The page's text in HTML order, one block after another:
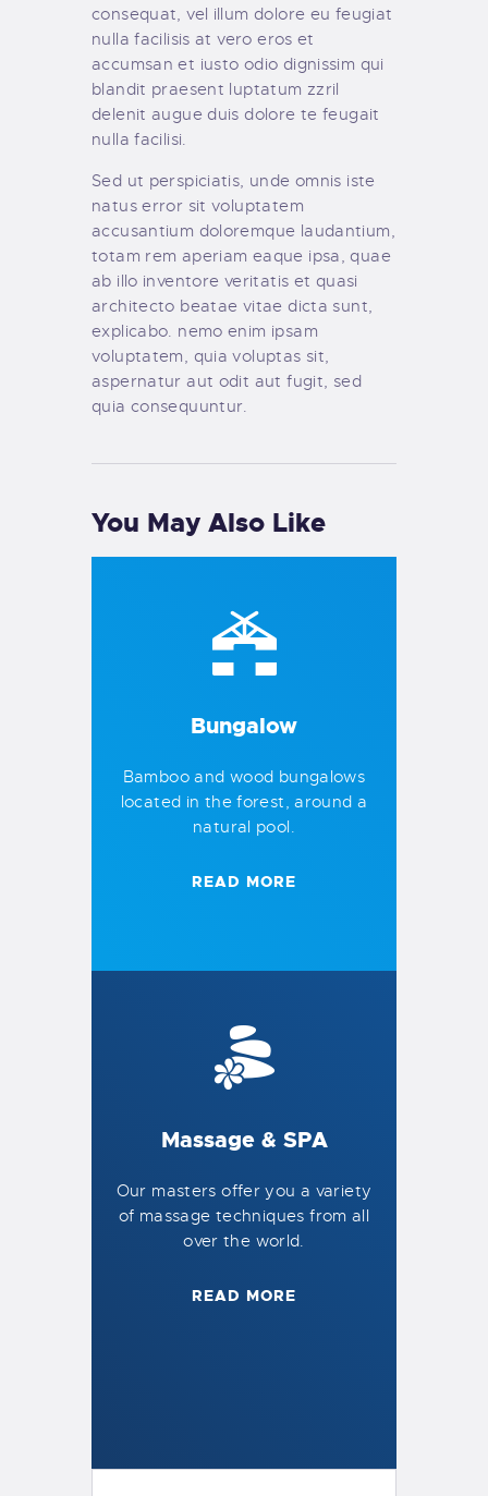
consequat, vel illum dolore eu feugiat
nulla facilisis at vero eros et
accumsan et iusto odio dignissim qui
blandit praesent luptatum zzril
delenit augue duis dolore te feugait
nulla facilisi.
Sed ut perspiciatis, unde omnis iste
natus error sit voluptatem
accusantium doloremque laudantium,
totam rem aperiam eaque ipsa, quae
ab illo inventore veritatis et quasi
architecto beatae vitae dicta sunt,
explicabo. nemo enim ipsam
voluptatem, quia voluptas sit,
aspernatur aut odit aut fugit, sed
quia consequuntur.
You May Also Like
Bungalow
Bamboo and wood bungalows
located in the forest, around a
natural pool.
READ MORE
Massage & SPA
Our masters offer you a variety
of massage techniques from all
over the world.
READ MORE